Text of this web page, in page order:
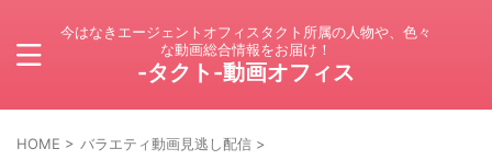
今はなきエージェントオフィスタクト所属の人物や、色々
な動画総合情報をお届け！
-タクト-動画オフィス
HOME > バラエティ動画見逃し配信 >